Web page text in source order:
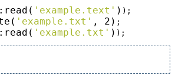
read( 'example.text' )
'example.txt' , 2)
read( 'example.txt' ) );